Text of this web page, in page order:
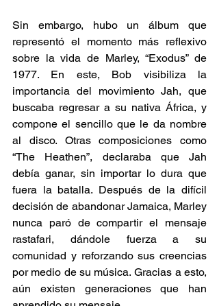
Sin embargo, hubo un álbum que
representó el momento más reflexivo
sobre la vida de Marley, “Exodus” de
1977. En este, Bob visibiliza la
importancia del movimiento Jah, que
buscaba regresar a su nativa África, y
compone el sencillo que le da nombre
al disco. Otras composiciones como
“The Heathen”, declaraba que Jah
debía ganar, sin importar lo dura que
fuera la batalla. Después de la difícil
decisión de abandonar Jamaica, Marley
nunca paró de compartir el mensaje
rastafari, dándole fuerza a su
comunidad y reforzando sus creencias
por medio de su música. Gracias a esto,
aún existen generaciones que han